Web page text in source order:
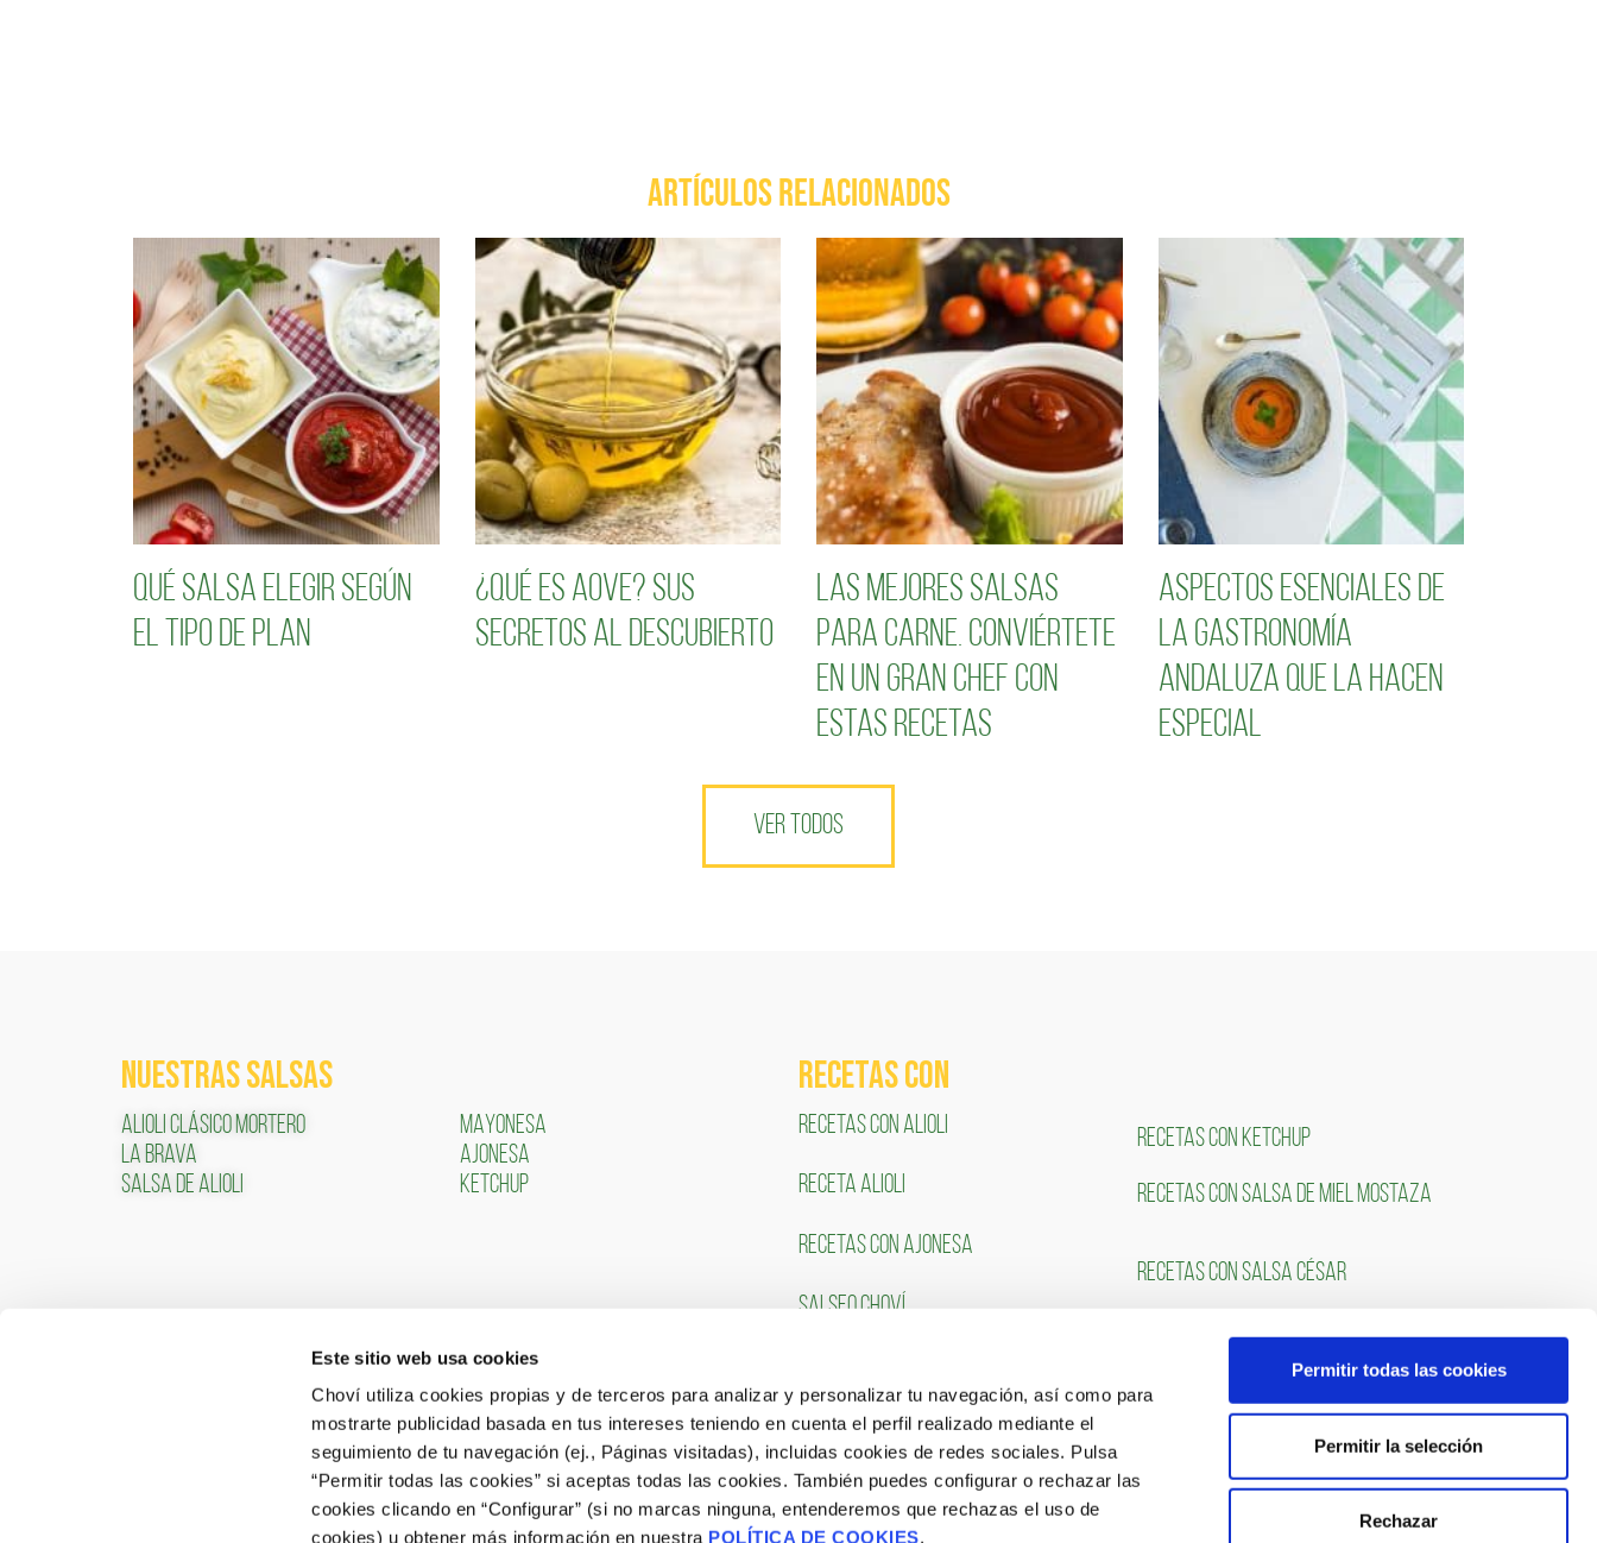
Este sitio web usa cookies
Choví utiliza cookies propias y de terceros para analizar y personalizar tu navegación, así como para
mostrarte publicidad basada en tus intereses teniendo en cuenta el perfil realizado mediante el
seguimiento de tu navegación (ej., Páginas visitadas), incluidas cookies de redes sociales. Pulsa
“Permitir todas las cookies” si aceptas todas las cookies. También puedes configurar o rechazar las
cookies clicando en “Configurar” (si no marcas ninguna, entenderemos que rechazas el uso de
cookies) u obtener más información en nuestra POLÍTICA DE COOKIES.
Permitir todas las cookies
Permitir la selección
Rechazar
ARTÍCULOS RELACIONADOS
Qué salsa elegir según
el tipo de plan
¿Qué es AOVE? Sus
secretos al descubierto
Las mejores salsas
para carne. Conviértete
en un gran chef con
estas recetas
Aspectos esenciales de
la gastronomía
andaluza que la hacen
especial
VER TODOS
NUESTRAS SALSAS
ALIOLI CLÁSICO MORTERO
LA BRAVA
SALSA DE ALIOLI
MAYONESA
AJONESA
KETCHUP
RECETAS COn
RECETAS CON ALIOLI
RECETA ALIOLI
RECETAS CON AJONESA
SALSEO CHOVÍ
RECETAS CON KETCHUP
RECETAS CON SALSA DE MIEL MOSTAZA
RECETAS CON SALSA CÉSAR
Atención al Consumidor: 902 566 522
ÁREA CLIENTES
ACCEDER
TRABAJA CON NOSOTROS
Portal de Empleo
CONSULTA NUESTRAS OFERTAS
SÍGUENOS